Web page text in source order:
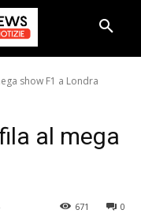
show F1 a Londra
al mega
0
671